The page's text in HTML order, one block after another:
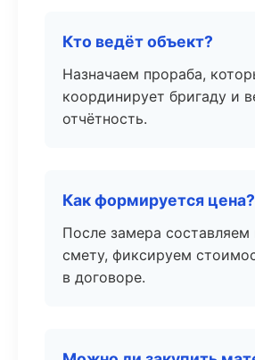
Кто ведёт объект?
Назначаем прораба,
координирует бригаду и
отчётность.
Как формируется цена?
После замера
смету, фиксируем
в договоре.